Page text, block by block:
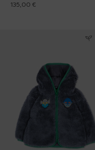
135,00 €